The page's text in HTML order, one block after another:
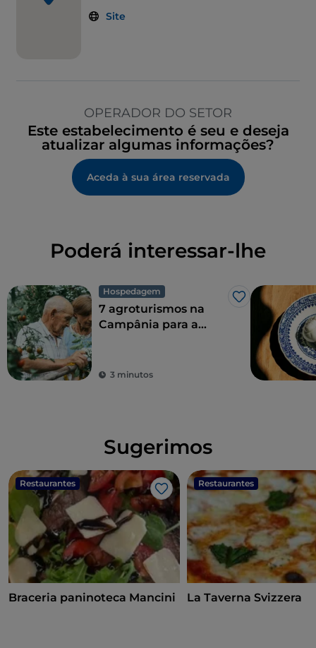
Site
OPERADOR DO SETOR
Este estabelecimento é seu e deseja
atualizar algumas informações?
Aceda à sua área reservada
Poderá interessar-lhe
Hospedagem
Gosto
7 agroturismos na
Campânia para a
ecológica e sabor
3 minutos
Sugerimos
Restaurantes
Gosto
Braceria paninoteca Mancini
Restaurantes
La Taverna Svizzera